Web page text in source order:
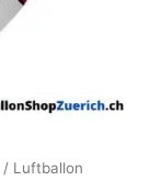
/ Luftballon